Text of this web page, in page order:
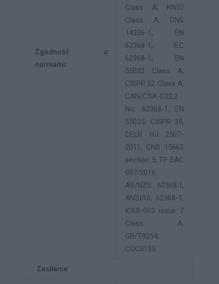
Zgodność z
normami:
Class A, KN32
Class A, CNS
14336-1, EN
62368-1, IEC
62368-1, EN
55032 Class A,
CISPR 32 Class A,
CAN/CSA-C22.2
No. 62368-1, EN
55035, CISPR 35,
CELP, HJ 2507-
2011, CNS 15663
section 5, TP EAC
037/2016,
AS/NZS 62368.1,
ANSI/UL 62368-1,
ICES-003 issue 7
Class A,
GB/T9254,
CQC3135
Zasilanie